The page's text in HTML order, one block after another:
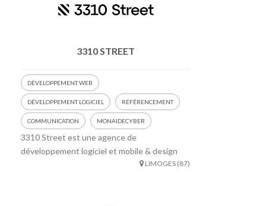
3310 STREET
DÉVELOPPEMENT WEB
DÉVELOPPEMENT LOGICIEL RÉFÉRENCEMENT
COMMUNICATION MONAIDECYBER
3310 Street est une agence de
développement logiciel et mobile & design
LIMOGES (87)